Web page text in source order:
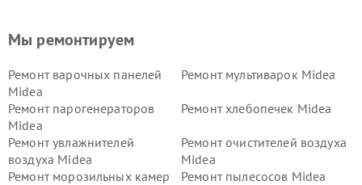
Мы ремонтируем
Ремонт варочных панелей
Midea
Ремонт мультиварок Midea
Ремонт парогенераторов
Midea
Ремонт хлебопечек Midea
Ремонт увлажнителей
воздуха Midea
Ремонт очистителей воздуха
Midea
Ремонт морозильных камер
Ремонт пылесосов Midea